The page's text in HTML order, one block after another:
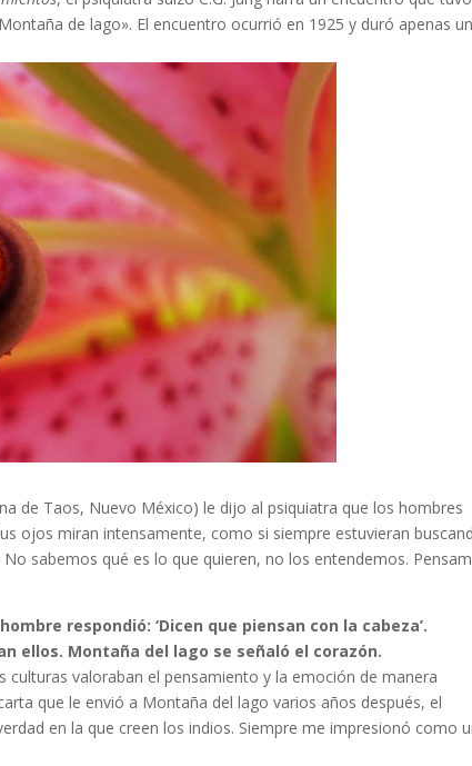
de lago». El encuentro ocurrió en 1925 y duró apenas
de Taos, Nuevo México) le dijo al psiquiatra que los hombres
ojos miran intensamente, como si siempre estuvieran
sabemos qué es lo que quieren, no los entendemos.
respondió: ‘Dicen que piensan con la cabeza’.
ellos. Montaña del lago se señaló el corazón.
culturas valoraban el pensamiento y la emoción de manera
que le envió a Montaña del lago varios años después, el
en la que creen los indios. Siempre me impresionó como